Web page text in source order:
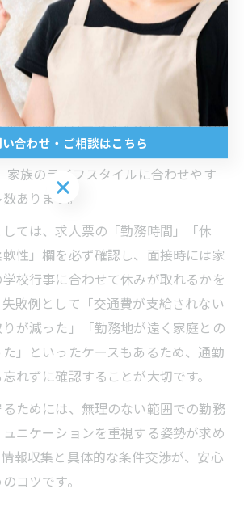
るパート求人選択術
にしながら働きたい方には、勤務時
りやすいパート求人を選ぶことが重
は「土日休み」「午前中のみ」「週3
家族のライフスタイルに合わせやす
あります。
ては、求人票の「勤務時間」「休
性」欄を必ず確認し、面接時には家
校行事に合わせて休みが取れるかを
敗例として「交通費が支給されない
が減った」「勤務地が遠く家庭との
」といったケースもあるため、通勤
れずに確認することが大切です。
ためには、無理のない範囲での勤務
ニケーションを重視する姿勢が求め
報収集と具体的な条件交渉が、安心
コツです。
合わせ・ご相談はこちら
合わせ・ご相談はこちら